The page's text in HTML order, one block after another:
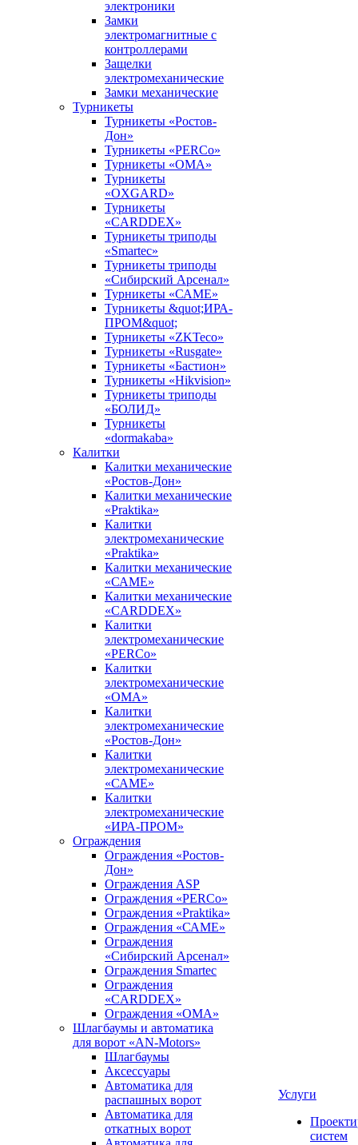
электроники
Замки
электромагнитные с
контроллерами
Защелки
электромеханические
Замки механические
Турникеты
Турникеты «Ростов-
Дон»
Турникеты «PERCo»
Турникеты «ОМА»
Турникеты
«OXGARD»
Турникеты
«CARDDEX»
Турникеты триподы
«Smartec»
Турникеты триподы
«Сибирский Арсенал»
Турникеты «САМЕ»
Турникеты &quot;ИРА-
ПРОМ&quot;
Турникеты «ZKTeco»
Турникеты «Rusgate»
Турникеты «Бастион»
Турникеты «Hikvision»
Турникеты триподы
«БОЛИД»
Турникеты
«dormakaba»
Калитки
Калитки механические
«Ростов-Дон»
Калитки механические
«Praktika»
Калитки
электромеханические
«Praktika»
Калитки механические
«САМЕ»
Калитки механические
«CARDDEX»
Калитки
электромеханические
«PERCo»
Калитки
электромеханические
«ОМА»
Калитки
электромеханические
«Ростов-Дон»
Калитки
электромеханические
«САМЕ»
Калитки
электромеханические
«ИРА-ПРОМ»
Ограждения
Ограждения «Ростов-
Дон»
Ограждения ASP
Ограждения «PERCo»
Ограждения «Praktika»
Ограждения «САМЕ»
Ограждения
«Сибирский Арсенал»
Ограждения Smartec
Ограждения
«CARDDEX»
Ограждения «ОМА»
Шлагбаумы и автоматика
для ворот «AN-Motors»
Шлагбаумы
Аксессуары
Автоматика для
распашных ворот
Автоматика для
откатных ворот
Услуги
систем